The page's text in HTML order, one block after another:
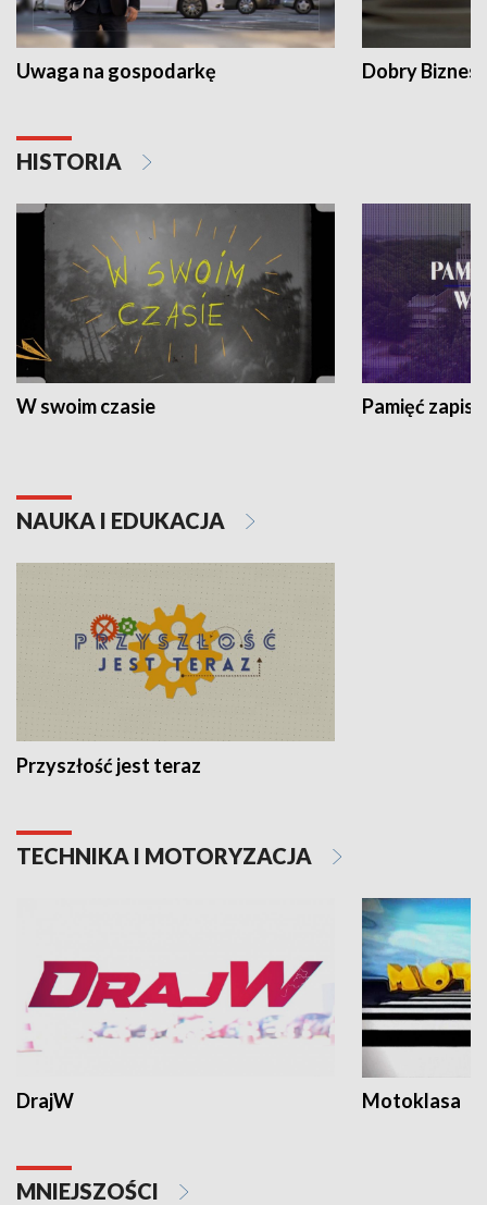
Uwaga na gospodarkę Dobry Biznes
HISTORIA
W swoim czasie Pamięć
NAUKA I EDUKACJA
Przyszłość jest teraz
TECHNIKA I MOTORYZACJA
DrajW Motoklasa
MNIEJSZOŚCI